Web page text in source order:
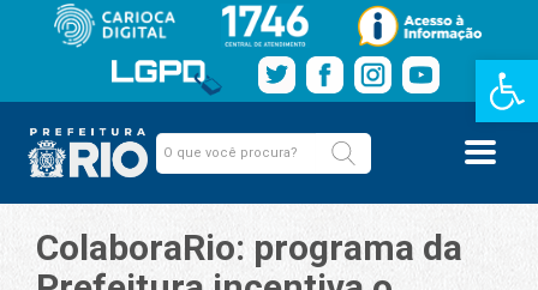
Barra de
ColaboraRio: programa da